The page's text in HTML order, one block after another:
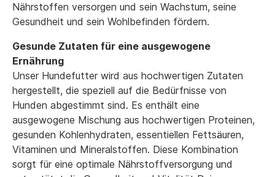
Nährstoffen versorgen und sein Wachstum, seine
Gesundheit und sein Wohlbefinden fördern.
Gesunde Zutaten für eine ausgewogene
Ernährung
Unser Hundefutter wird aus hochwertigen Zutaten
hergestellt, die speziell auf die Bedürfnisse von
Hunden abgestimmt sind. Es enthält eine
ausgewogene Mischung aus hochwertigen Proteinen,
gesunden Kohlenhydraten, essentiellen Fettsäuren,
Vitaminen und Mineralstoffen. Diese Kombination
sorgt für eine optimale Nährstoffversorgung und